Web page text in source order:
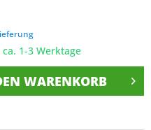
1-3 Werktage
WARENKORB